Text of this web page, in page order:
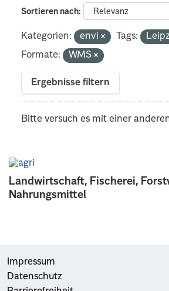
Landwirtschaft, Fischerei,
Nahrungsmittel
Sortieren nach
Kategorien: envi Tags:
Formate:
WMS
Ergebnisse filtern
Bitte versuch es mit einer
Impressum
Datenschutz